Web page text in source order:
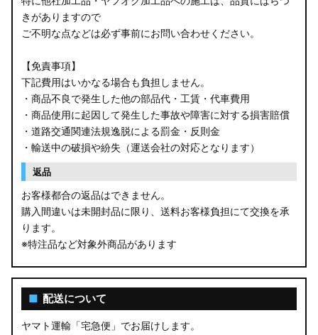
きがありますので
ご不明な点などは必ず事前にお問い合わせください。
【免責事項】
下記費用はいかなる場合も負担しません。
・商品不良で発生した他の部品代・工賃・代車費用
・商品使用に起因して発生した事故や障害に対する損害賠償
・道路交通関連法規逸脱による罰金・反則金
・輸送中の破損や紛失（運送会社の対応となります）
返品
お客様都合の返品はできません。
購入間違いは未開封品に限り、送料お客様負担にて交換を承
ります。
※特注品など対象外商品があります
■ 配送について
ヤマト運輸「宅急便」でお届けします。